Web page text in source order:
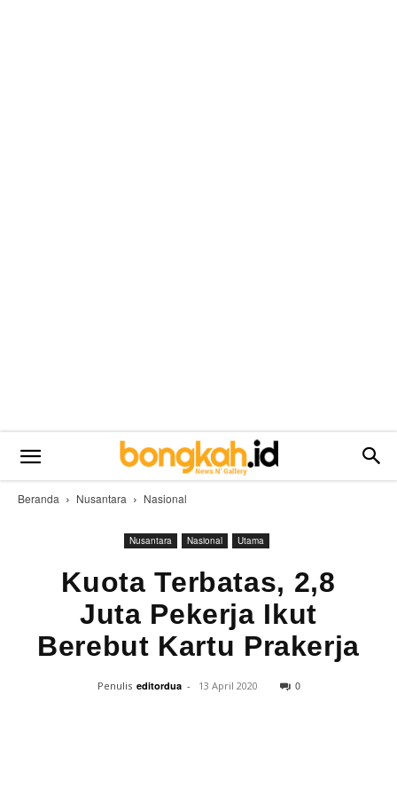
Beranda Nusantara Nasional
Nusantara Nasional Utama
Kuota Terbatas, 2,8
Juta Pekerja Ikut
Berebut Kartu Prakerja
Penulis editordua - 13 April 2020 0